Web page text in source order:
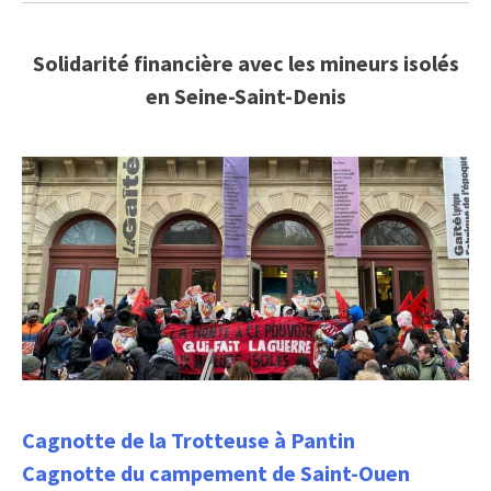
Solidarité financière avec les mineurs isolés
en Seine-Saint-Denis
Cagnotte de la Trotteuse à Pantin
Cagnotte du campement de Saint-Ouen